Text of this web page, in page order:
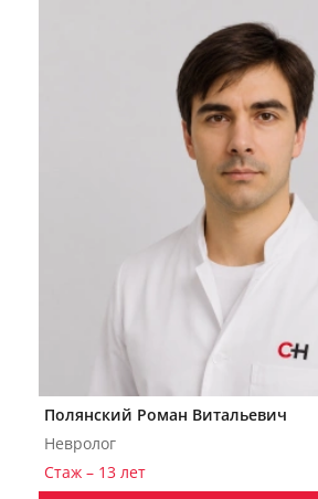
Полянский Роман Витальевич
Невролог
Стаж – 13 лет